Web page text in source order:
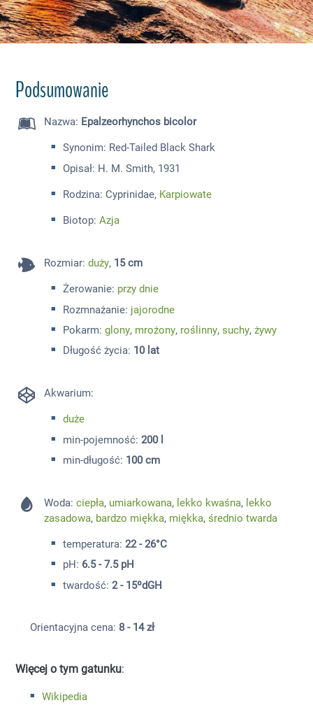
Podsumowanie
Nazwa: Epalzeorhynchos bicolor
Synonim: Red-Tailed Black Shark
Opisał: H. M. Smith, 1931
Rodzina: Cyprinidae, Karpiowate
Biotop: Azja
Rozmiar:duży, 15 cm
Żerowanie: przy dnie
Rozmnażanie: jajorodne
Pokarm: glony, mrożony, roślinny, suchy, żywy
Długość życia: 10 lat
Akwarium:
duże
min-pojemność: 200 l
min-długość: 100 cm
Woda:ciepła, umiarkowana, lekko kwaśna, lekko
zasadowa, bardzo miękka, miękka,średnio twarda
temperatura: 22 - 26°C
pH: 6.5 - 7.5 pH
twardość: 2 - 15ºdGH
Orientacyjna cena: 8 - 14 zł
Więcej o tym gatunku:
Wikipedia